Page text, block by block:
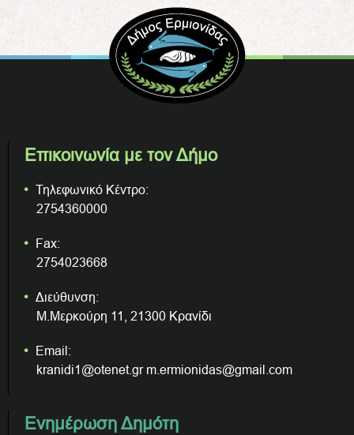
Επικοινωνία με τον Δήμο
Τηλεφωνικό Κέντρο:
2754360000
Fax:
2754023668
Διεύθυνση:
Μ.Μερκούρη 11, 21300 Κρανίδι
Email:
kranidi1@otenet.gr m.ermionidas@gmail.com
Ενημέρωση Δημότη